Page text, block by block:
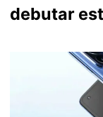
debutar